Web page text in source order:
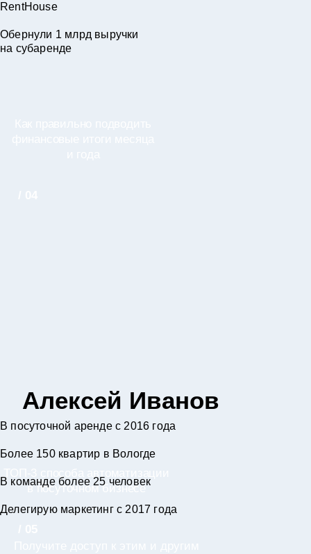
в посуточном бизнесе
RentHouse
Обернули 1 млрд выручки
на субаренде
Алексей Иванов
В посуточной аренде с 2016 года
Более 150 квартир в Вологде
В команде более 25 человек
Делегирую маркетинг с 2017 года